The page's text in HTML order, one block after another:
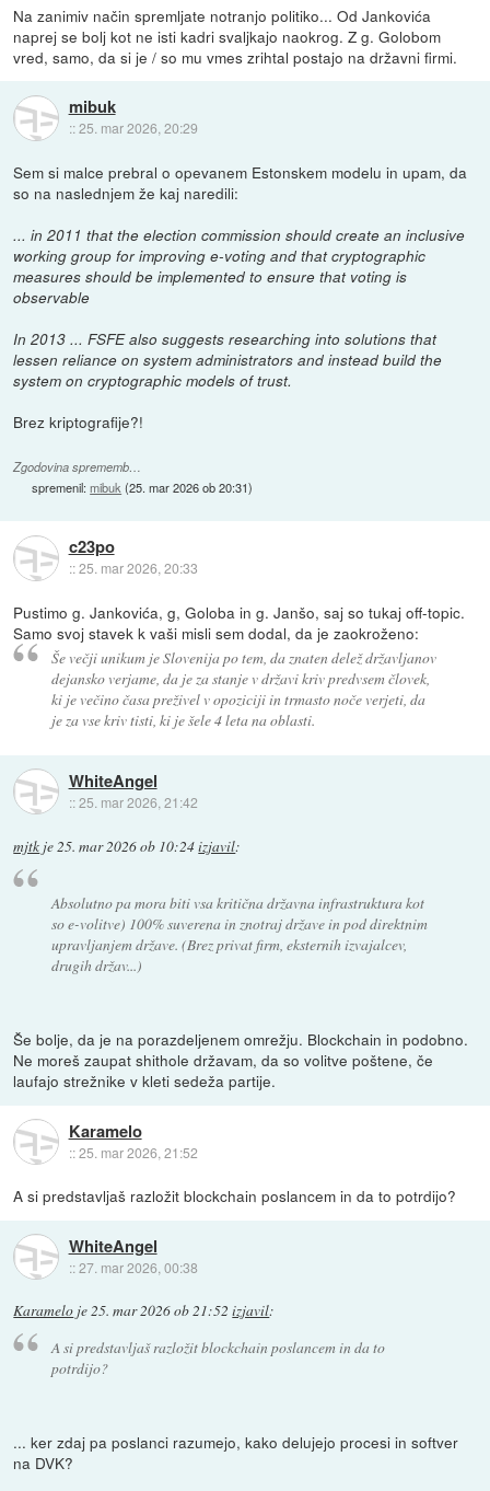
Na zanimiv način spremljate notranjo politiko... Od Jankovića
naprej se bolj kot ne isti kadri svaljkajo naokrog. Z g. Golobom
vred, samo, da si je / so mu vmes zrihtal postajo na državni firmi.
mibuk
::25. mar 2026, 20:29
Sem si malce prebral o opevanem Estonskem modelu in upam, da
so na naslednjem že kaj naredili:
... in 2011 that the election commission should create an inclusive
working group for improving e-voting and that cryptographic
measures should be implemented to ensure that voting is
observable
In 2013 ... FSFE also suggests researching into solutions that
lessen reliance on system administrators and instead build the
system on cryptographic models of trust.
Brez kriptografije?!
Zgodovina sprememb…
spremenil:mibuk (25. mar 2026 ob 20:31)
c23po
::25. mar 2026, 20:33
Pustimo g. Jankovića, g, Goloba in g. Janšo, saj so tukaj off-topic.
Samo svoj stavek k vaši misli sem dodal, da je zaokroženo:
Še večji unikum je Slovenija po tem, da znaten delež državljanov
dejansko verjame, da je za stanje v državi kriv predvsem človek,
ki je večino časa preživel v opoziciji in trmasto noče verjeti, da
je za vse kriv tisti, ki je šele 4 leta na oblasti.
WhiteAngel
::25. mar 2026, 21:42
mjtk je25. mar 2026 ob 10:24izjavil:
Absolutno pa mora biti vsa kritična državna infrastruktura kot
so e-volitve) 100% suverena in znotraj države in pod direktnim
upravljanjem države. (Brez privat firm, eksternih izvajalcev,
drugih držav...)
Še bolje, da je na porazdeljenem omrežju. Blockchain in podobno.
Ne moreš zaupat shithole državam, da so volitve poštene, če
laufajo strežnike v kleti sedeža partije.
Karamelo
::25. mar 2026, 21:52
A si predstavljaš razložit blockchain poslancem in da to potrdijo?
WhiteAngel
::27. mar 2026, 00:38
Karamelo je25. mar 2026 ob 21:52 izjavil:
A si predstavljaš razložit blockchain poslancem in da to
potrdijo?
... ker zdaj pa poslanci razumejo, kako delujejo procesi in softver
na DVK?